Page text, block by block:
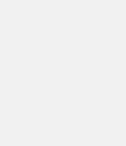
а.д. Бања